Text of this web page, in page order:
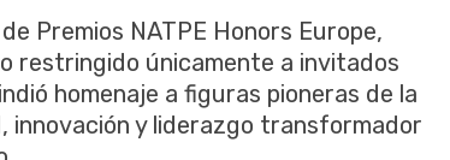
Premios NATPE Honors Europe,
restringido únicamente a invitados
homenaje a figuras pioneras de la
innovación y liderazgo transformador